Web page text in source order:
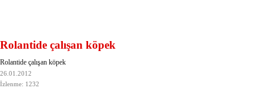
Rolantide çalışan köpek
Rolantide çalışan köpek
26.01.2012
İzlenme: 1232